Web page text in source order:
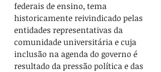
federais de ensino, tema
historicamente reivindicado pelas
entidades representativas da
comunidade universitária e cuja
inclusão na agenda do governo é
resultado da pressão política e das